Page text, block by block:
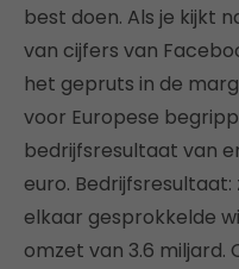
best doen. Als je kijkt
van cijfers van
het gepruts in de
voor Europese
bedrijfsresultaat van
euro.
elkaar gesprokkelde
omzet van 3.6 miljard.